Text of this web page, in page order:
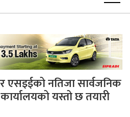
एसइईको नतिजा सार्वजनिक
कार्यालयको यस्तो छ तयारी